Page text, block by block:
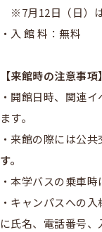
※7月12日（日）
・入 館 料：無料
【来館時の注意事項】
・開館日時、関連
ます。
・来館の際には公
す。
・本学バスの乗車
・キャンパスへの
に氏名、電話番号